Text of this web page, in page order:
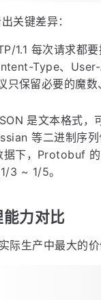
关键差异：
1.1 每次请求都
Type、
只保留必要的魔
是文本格式，
等二进制序列
据下，Protobuf
3 ~ 1/5。
力对比
际生产中最大的价